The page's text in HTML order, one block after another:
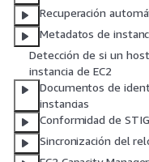
Recuperación
Metadatos de
Detección de si un
instancia de EC2
Documentos de
instancias
Conformidad de STIG
Sincronización del